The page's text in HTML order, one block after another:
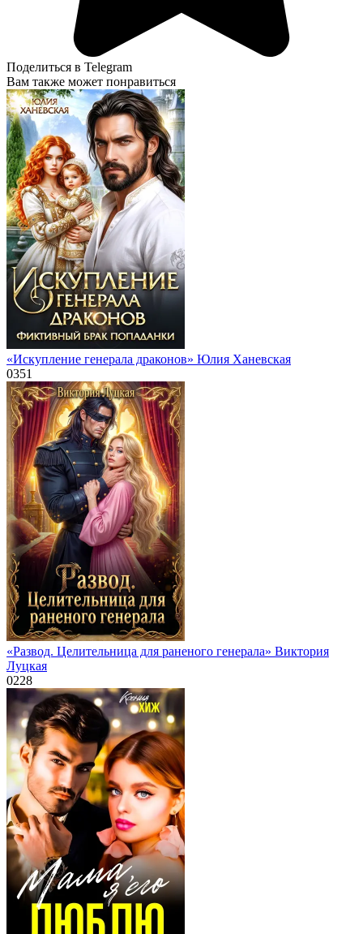
Поделиться в Telegram
Вам также может понравиться
«Искупление генерала драконов» Юлия Ханевская
0351
«Развод. Целительница для раненого генерала» Виктория
Луцкая
0228